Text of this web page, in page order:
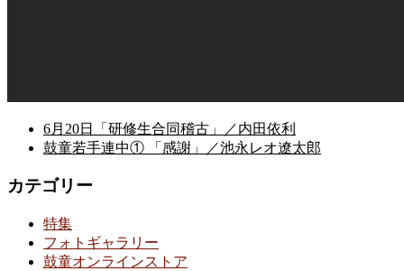
6月20日「研修生合同稽古」／内田依利
鼓童若手連中① 「感謝」／池永レオ遼太郎
カテゴリー
特集
フォトギャラリー
鼓童オンラインストア